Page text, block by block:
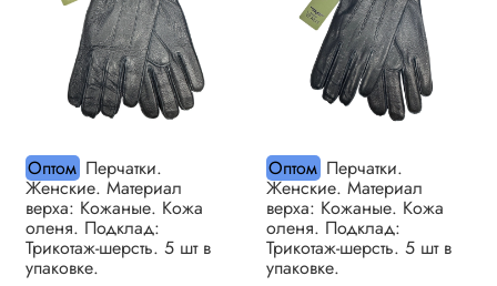
ОптомПерчатки.
Женские. Материал
верха: Кожаные. Кожа
оленя. Подклад:
Трикотаж-шерсть. 5 шт в
упаковке.
ОптомПерчатки.
Женские. Материал
верха: Кожаные. Кожа
оленя. Подклад:
Трикотаж-шерсть. 5 шт в
упаковке.